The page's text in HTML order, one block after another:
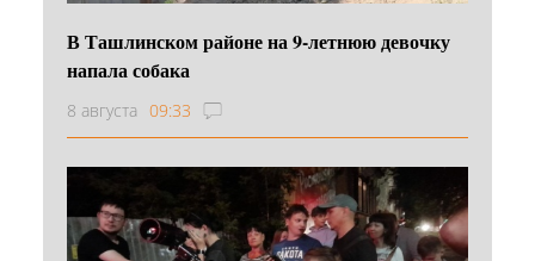
В Ташлинском районе на 9-летнюю девочку
напала собака
8 августа 09:33